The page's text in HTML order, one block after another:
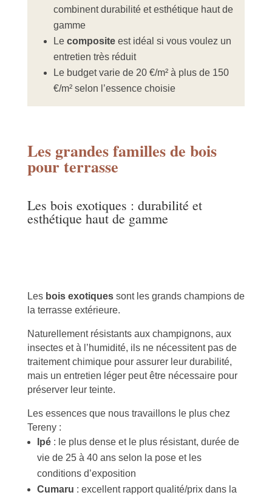
combinent durabilité et esthétique haut de
gamme
Le compositeest idéal si vous voulez un
entretien très réduit
Le budget varie de 20 €/m² à plus de 150
€/m² selon l’essence choisie
Les grandes familles de bois
pour terrasse
Les bois exotiques : durabilité et
esthétique haut de gamme
Les bois exotiquessont les grands champions de
la terrasse extérieure.
Naturellement résistants aux champignons, aux
insectes et à l’humidité, ils ne nécessitent pas de
traitement chimique pour assurer leur durabilité,
mais un entretien léger peut être nécessaire pour
préserver leur teinte.
Les essences que nous travaillons le plus chez
Tereny :
Ipé: le plus dense et le plus résistant, durée de
vie de 25 à 40 ans selon la pose et les
conditions d’exposition
Cumaru : excellent rapport qualité/prix dans la